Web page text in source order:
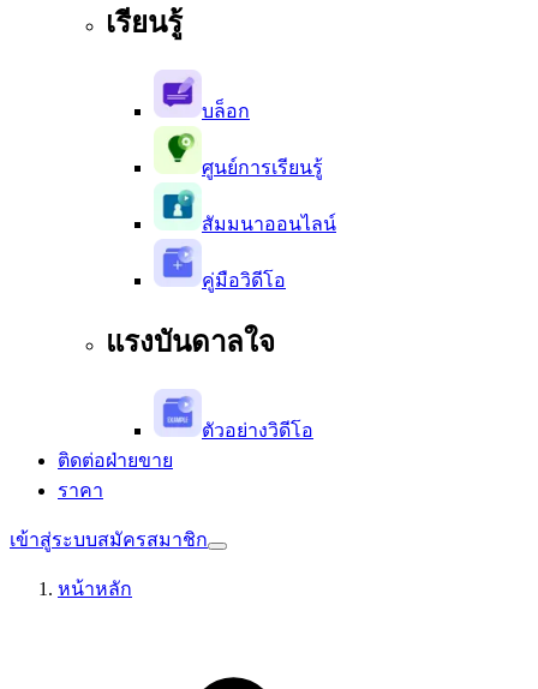
เรียนรู้
บล็อก
ศูนย์การเรียนรู้
สัมมนาออนไลน์
คู่มือวิดีโอ
แรงบันดาลใจ
ตัวอย่างวิดีโอ
ติดต่อฝ่ายขาย
ราคา
เข้าสู่ระบบสมัครสมาชิก
หน้าหลัก